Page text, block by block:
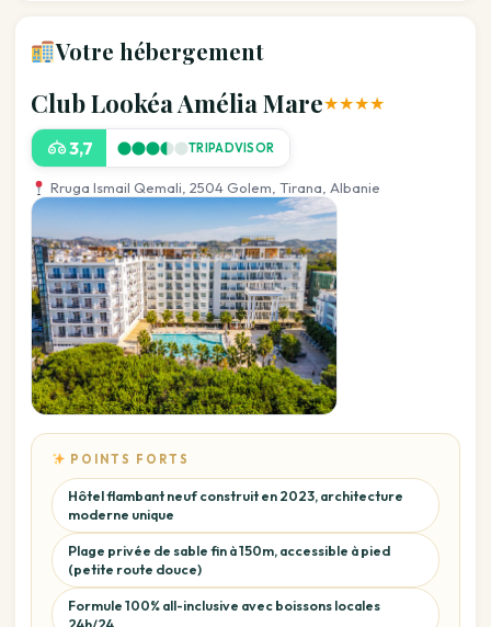
Votre hébergement
Club Lookéa Amélia Mare★★★★
3,7 TRIPADVISOR
Rruga Ismail Qemali, 2504 Golem, Tirana, Albanie
POINTS FORTS
Hôtel flambant neuf construit en 2023, architecture
moderne unique
Plage privée de sable fin à 150m, accessible à pied
(petite route douce)
Formule 100% all-inclusive avec boissons locales